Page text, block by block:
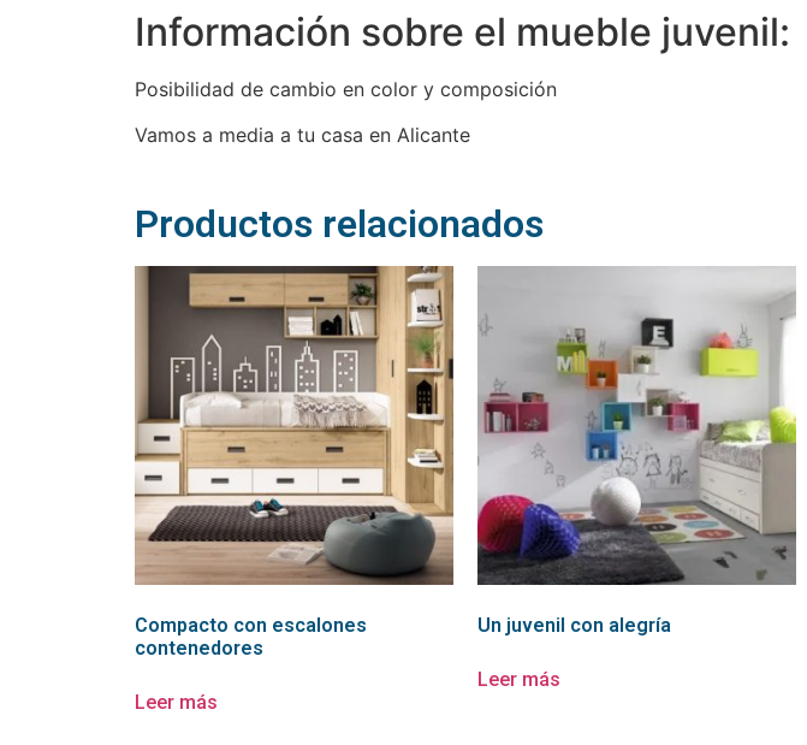
Información sobre el mueble juvenil:
Posibilidad de cambio en color y composición
Vamos a media a tu casa en Alicante
Productos relacionados
Compacto con escalones
contenedores
Leer más
Un juvenil con alegría
Leer más